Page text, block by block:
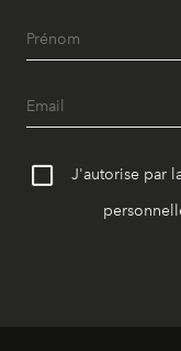
J'autorise par